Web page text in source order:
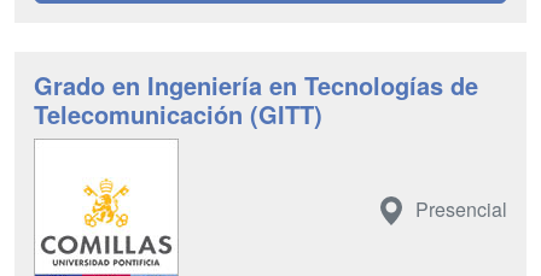
Grado en Ingeniería en Tecnologías de
Telecomunicación (GITT)
Presencial